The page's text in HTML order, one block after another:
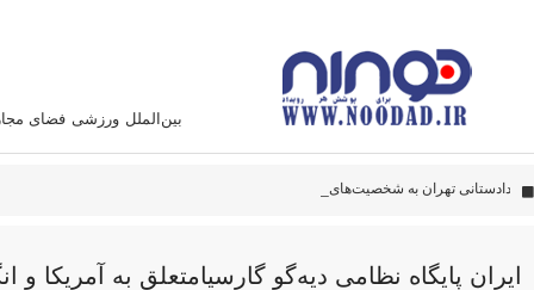
بین‌الملل ورزشی فضای
دادستانی تهران به شخصیت‌های سیاسی و صاحب
این سامانه متخصص زدن هواپیما آمریکائی است
پهپاد‌های ایران به نقاط مهمی اصابت کرده‌اند
ایران پایگاه نظامی دیه‌گو گارسیامتعلق به آمریکا و